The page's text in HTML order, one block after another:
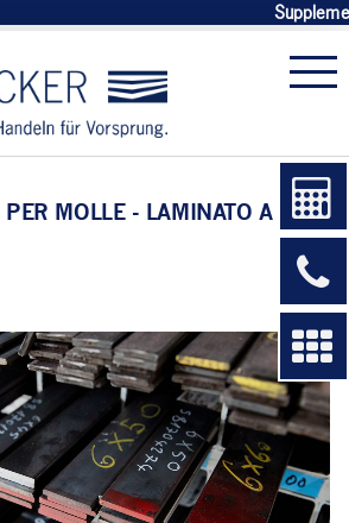
MOLLE - LAMINATO A